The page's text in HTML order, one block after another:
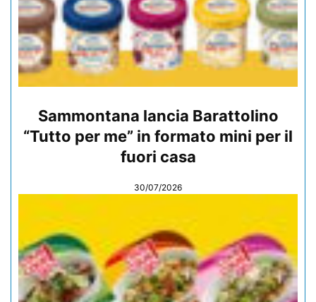
Sammontana lancia Barattolino
“Tutto per me” in formato mini per il
fuori casa
30/07/2026